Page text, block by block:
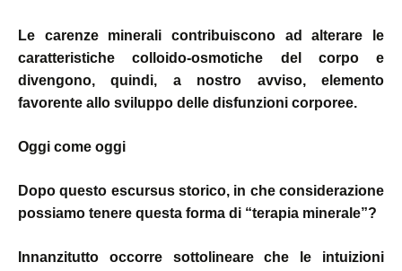
Le carenze minerali contribuiscono ad alterare le
caratteristiche colloido-osmotiche del corpo e
divengono, quindi, a nostro avviso, elemento
favorente allo sviluppo delle disfunzioni corporee.
Oggi come oggi
Dopo questo escursus storico, in che considerazione
possiamo tenere questa forma di “terapia minerale”?
Innanzitutto occorre sottolineare che le intuizioni